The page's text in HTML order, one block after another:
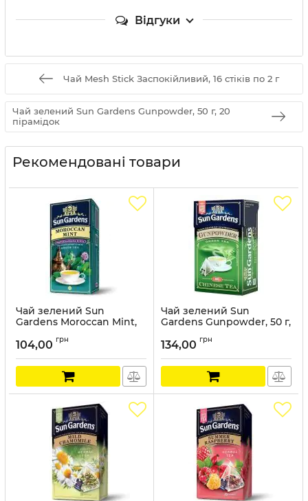
Відгуки
Чай Mesh Stick Заспокійливий, 16 стіків по 2 г
Чай зелений Sun Gardens Gunpowder, 50 г, 20
пірамідок
Рекомендовані товари
Чай зелений Sun
Gardens Moroccan Mint,
Артикул: SG023
104,00 грн
Чай зелений Sun
Gardens Gunpowder, 50 г,
Артикул: SG025
134,00 грн